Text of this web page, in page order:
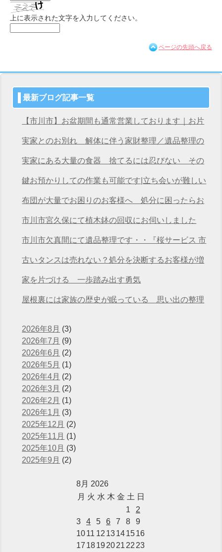
上に表示された文字を入力してください。
ページの先頭へ戻る
最新ブログ記事一覧
【市川市】お盆期間も通常営業しております｜お片
付け・不用品回収は桜サービス市川店へ
実家とのお別れ 解体に伴う家財整理／遺品整理の
桜サービス市川店
実家にある大量の食器 捨てるには忍びない その
想いを次につなげる
鍵お預かりしての作業も可能です|立ち会いが難しい
方も安心の遺品整理
布団が大量でお困りのお客様へ 処分に困ったらお
任せください
市川市宮久保にて植木鉢の回収にお伺いしました
市川市欠真間にて遺品整理です・・『桜サービス 市
川店』
古いタンスは売れない？処分を決断するお客様が増
えています
家を片づける 一歩踏み出す勇気
屋根裏には家族の歴史が眠っている 思い出の整理
2026年8月 (3)
2026年7月 (9)
2026年6月 (2)
2026年5月 (1)
2026年4月 (2)
2026年3月 (2)
2026年2月 (1)
2026年1月 (3)
2025年12月 (2)
2025年11月 (1)
2025年10月 (3)
2025年9月 (2)
8月 2026
月 火 水 木 金 土 日
1
2
3
4 5 6 7 8
9
1011 12 13141516
17 1819 2021 22 23